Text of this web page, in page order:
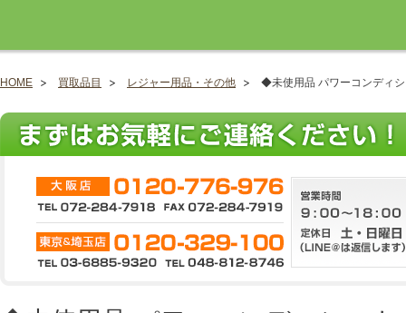
HOME 買取品目 レジャー用品・その他 ◆未使用品 パワーコンディ